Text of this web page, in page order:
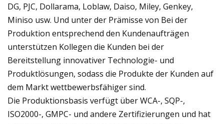
DG, PJC, Dollarama, Loblaw, Daiso, Miley, Genkey,
Miniso usw. Und unter der Prämisse von Bei der
Produktion entsprechend den Kundenaufträgen
unterstützen Kollegen die Kunden bei der
Bereitstellung innovativer Technologie- und
Produktlösungen, sodass die Produkte der Kunden auf
dem Markt wettbewerbsfähiger sind.
Die Produktionsbasis verfügt über WCA-, SQP-,
ISO2000-, GMPC- und andere Zertifizierungen und hat